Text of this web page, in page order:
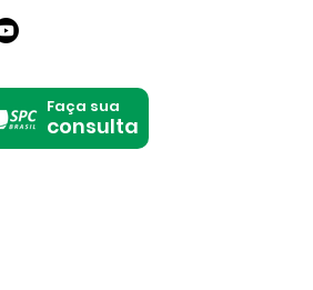
Faça sua
consulta